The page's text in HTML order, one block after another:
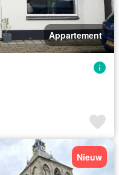
Appartement
Nieuw